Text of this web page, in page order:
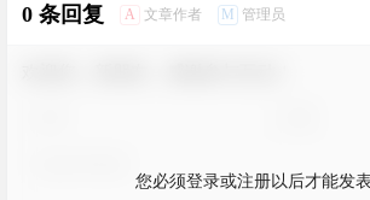
0 条回复 A 文章作者 M 管理员
您必须登录或注册以后才能发